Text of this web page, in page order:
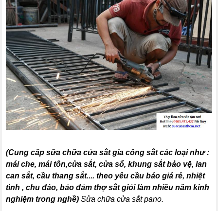
(Cung cấp sữa chữa cửa sắt gia công sắt các loại như :
mái che, mái tôn,cửa sắt, cửa sổ, khung sắt bảo vệ, lan
can sắt, cầu thang sắt.... theo yêu cầu báo giá rẻ, nhiệt
tình , chu đáo, bảo đảm thợ sắt giỏi làm nhiều năm kinh
nghiệm trong nghề)Sửa chữa cửa sắt pano.